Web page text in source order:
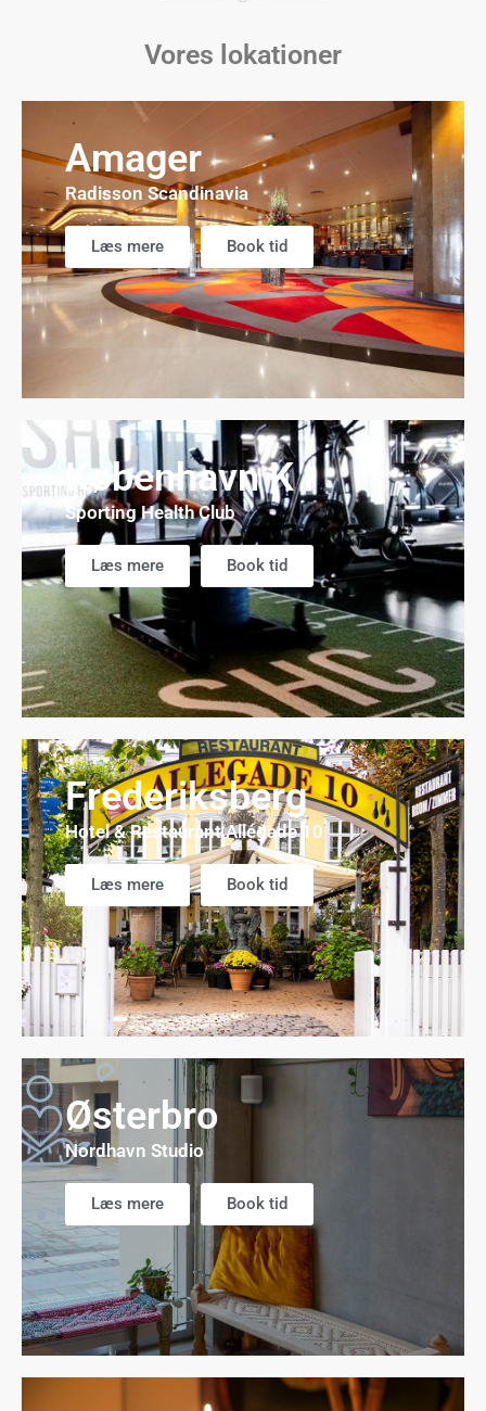
Vores lokationer
Amager
Radisson Scandinavia
Læs mere Book tid
København K
Sporting Health Club
Læs mere Book tid
Frederiksberg
Hotel & Restaurant Allégade 10
Læs mere Book tid
Østerbro
Nordhavn Studio
Læs mere Book tid